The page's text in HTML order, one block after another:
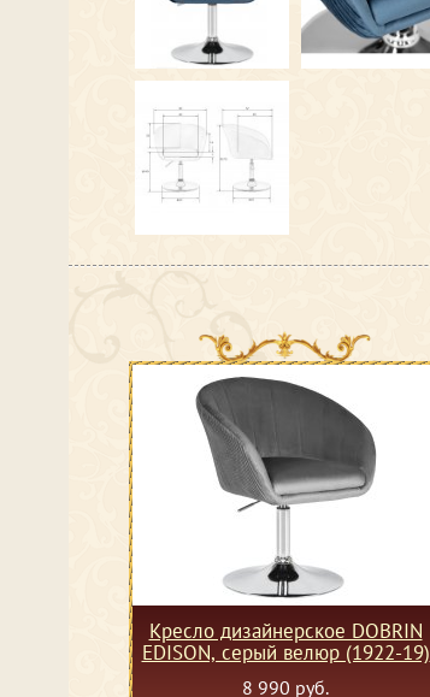
Кресло дизайнерское DOBRIN
EDISON, серый велюр (1922-19)
8 990 руб.